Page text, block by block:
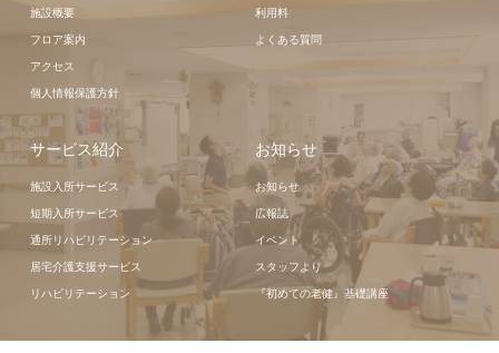
施設概要
フロア案内
アクセス
個人情報保護方針
利用料
よくある質問
サービス紹介
施設入所サービス
短期入所サービス
通所リハビリテーション
居宅介護支援サービス
リハビリテーション
お知らせ
お知らせ
広報誌
イベント
スタッフより
『初めての老健』基礎講座